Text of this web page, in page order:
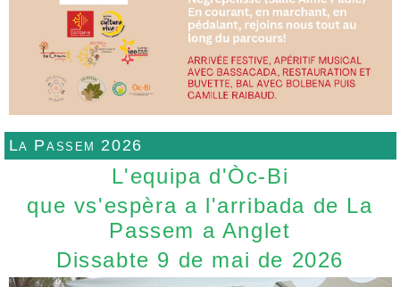
La Passem 2026
L'equipa d'Òc-Bi
que vs'espèra a l'arribada de La
Passem a Anglet
Dissabte 9 de mai de 2026